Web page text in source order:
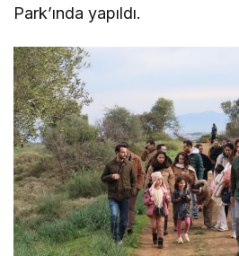
Park’ında yapıldı.